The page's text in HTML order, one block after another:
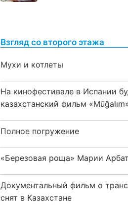
Взгляд со второго этажа
Мухи и котлеты
На кинофестивале в Испании
казахстанский фильм
Полное погружение
«Березовая роща» Марии
Документальный фильм о
снят в Казахстане